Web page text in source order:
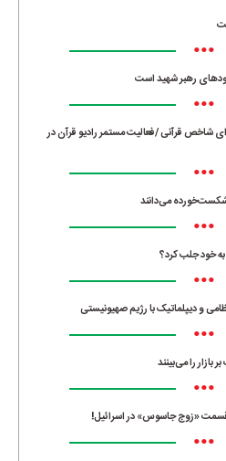
•••
رهبر شهید است
•••
شاخص قرآنی /فعالیت مستمر رادیو قرآن در
•••
•••
به خود جلب کرد؟
•••
و دیپلماتیک با رژیم صهیونیستی
•••
بازار را می‌بینند
•••
«زوج جاسوس» در اسرائیل!
•••